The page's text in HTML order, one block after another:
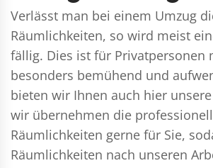
Verlässt man bei einem Umzug
Räumlichkeiten, so wird meist
fällig. Dies ist für Privatpersonen
besonders bemühend und
bieten wir Ihnen auch hier
wir übernehmen die
Räumlichkeiten gerne für Sie,
Räumlichkeiten nach unseren